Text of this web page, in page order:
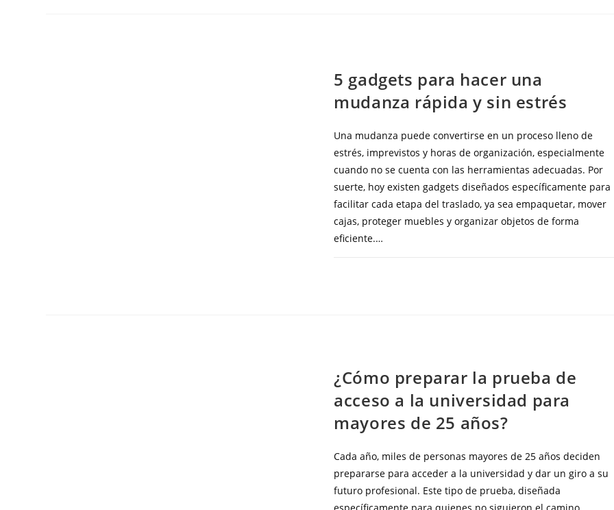
5 gadgets para hacer una
mudanza rápida y sin estrés
Una mudanza puede convertirse en un proceso lleno de
estrés, imprevistos y horas de organización, especialmente
cuando no se cuenta con las herramientas adecuadas. Por
suerte, hoy existen gadgets diseñados específicamente para
facilitar cada etapa del traslado, ya sea empaquetar, mover
cajas, proteger muebles y organizar objetos de forma
eficiente.…
¿Cómo preparar la prueba de
acceso a la universidad para
mayores de 25 años?
Cada año, miles de personas mayores de 25 años deciden
prepararse para acceder a la universidad y dar un giro a su
futuro profesional. Este tipo de prueba, diseñada